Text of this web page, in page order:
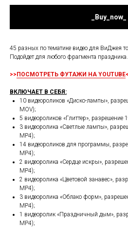
_Buy_now_
45 разных по тематике видео для ВиДжея
Подойдет для любого фрагмента праздника.
>> ПОСМОТРЕТЬ ФУТАЖИ НА YOUTUBE
ВКЛЮЧАЕТ В СЕБЯ:
10 видеороликов «Диско-лампы»,
MOV);
5 видеороликов «Глиттер»,
3 видеоролика «Светлые лампы»,
MP4);
14 видеороликов для программы,
MP4);
2 видеоролика «Сердце искры»,
MP4);
2 видеоролика «Цветовой занавес»,
MP4);
3 видеоролика «Облако форм»,
MP4);
1 видеоролик «Праздничный дым»,
MP4);